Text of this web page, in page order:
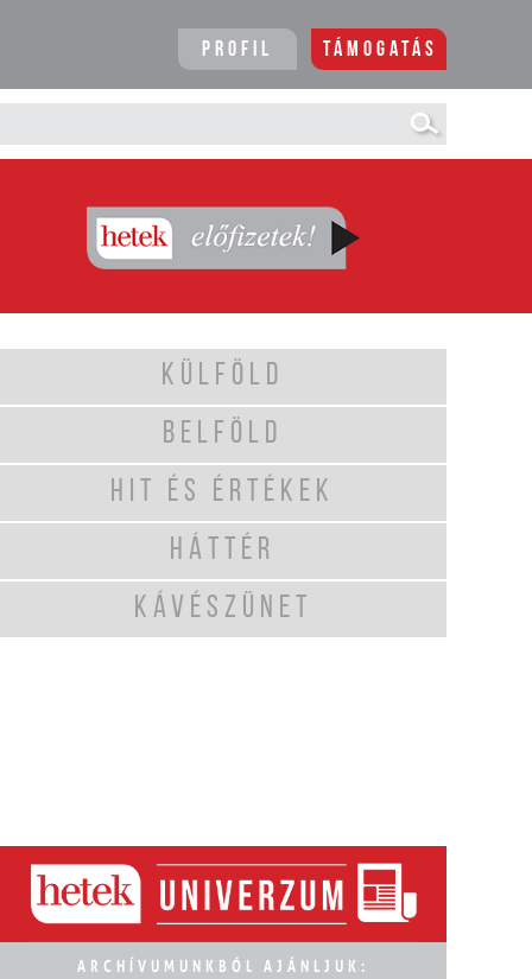
Profil Támogatás
KÜLFÖLD
BELFÖLD
HIT ÉS ÉRTÉKEK
HÁTTÉR
KÁVÉSZÜNET
ARCHÍVUMUNKBÓL AJÁNLJUK: